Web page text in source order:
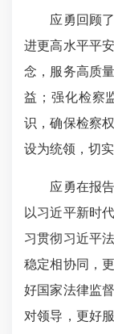
应勇回顾了
进更高水平平
念，服务高质
益；强化检察
识，确保检察
设为统领，切
应勇在报告
以习近平新时
习贯彻习近平
稳定相协同，
好国家法律监
对领导，更好